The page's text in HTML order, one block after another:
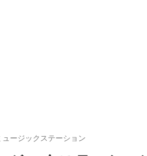
ュージックステーション